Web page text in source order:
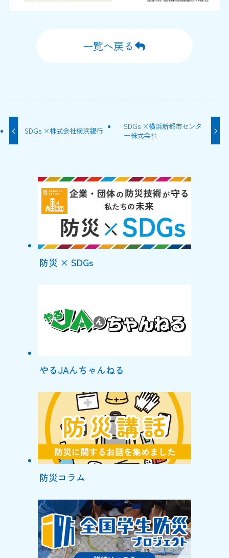
一覧へ戻る
SDGs ×株式会社横浜銀行
SDGs ×横浜新都市センタ
ー株式会社
防災 × SDGs
やるJAんちゃんねる
防災コラム